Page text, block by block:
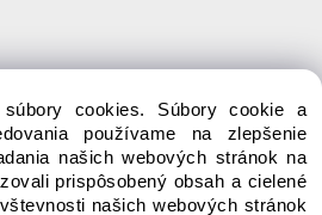
Všetky práva vyhradené
cookies. Súbory cookie a
používame na zlepšenie
našich webových stránok na
prispôsobený obsah a cielené
našich webových stránok